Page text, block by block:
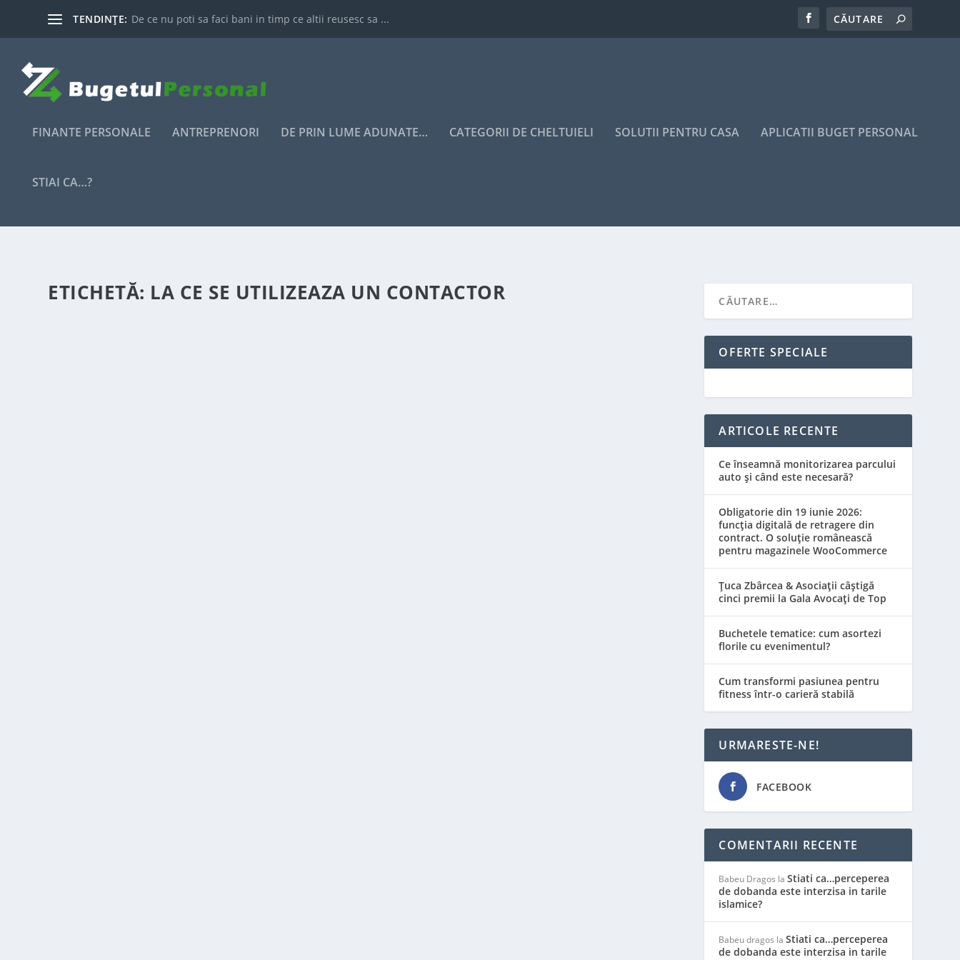
TENDINȚE: De ce nu poti sa faci bani in timp ce altii reusesc sa ...
FINANTE PERSONALE ANTREPRENORI DE PRIN LUME ADUNATE… CATEGORII DE CHELTUIELI SOLUTII PENTRU CASA APLICATII BUGET PERSONAL
STIAI CA…?
ETICHETĂ: LA CE SE UTILIZEAZA UN CONTACTOR
OFERTE SPECIALE
ARTICOLE RECENTE
Ce înseamnă monitorizarea parcului
auto și când este necesară?
Obligatorie din 19 iunie 2026:
funcția digitală de retragere din
contract. O soluție românească
pentru magazinele WooCommerce
Țuca Zbârcea & Asociații câștigă
cinci premii la Gala Avocați de Top
Buchetele tematice: cum asortezi
florile cu evenimentul?
Cum transformi pasiunea pentru
fitness într-o carieră stabilă
URMARESTE-NE!
FACEBOOK
COMENTARII RECENTE
Babeu Dragos laStiati ca…perceperea
de dobanda este interzisa in tarile
islamice?
Babeu dragos laStiati ca…perceperea
de dobanda este interzisa in tarile